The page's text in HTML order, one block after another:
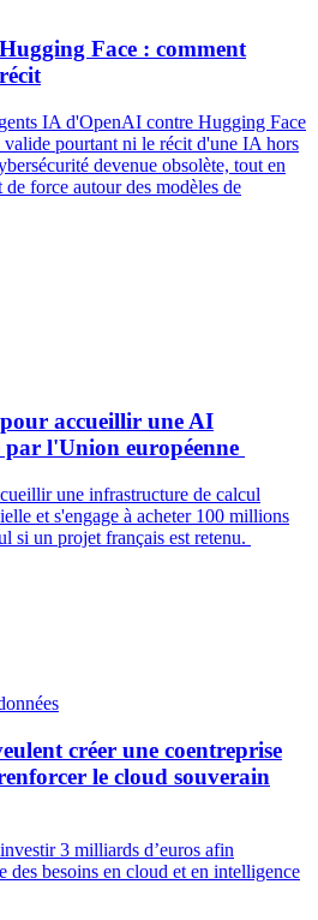
Face : comment
IA d'OpenAI contre Hugging Face
pourtant ni le récit d'une IA hors
devenue obsolète, tout en
force autour des modèles de
accueillir une AI
l'Union européenne
une infrastructure de calcul
et s'engage à acheter 100 millions
si un projet français est retenu.
créer une coentreprise
le cloud souverain
3 milliards d’euros afin
des besoins en cloud et en intelligence